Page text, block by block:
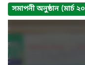
সমাপনী অনুষ্ঠান (মার্চ